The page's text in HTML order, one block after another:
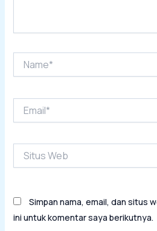
Web
Simpan nama, email, dan situs
ini untuk komentar saya berikutnya.